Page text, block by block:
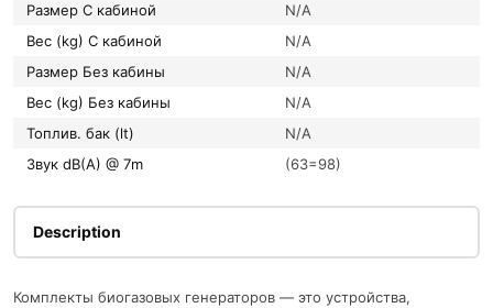
Размер С кабиной
N/A
Вес (kg) С кабиной
N/A
Размер Без кабины
N/A
Вес (kg) Без кабины
N/A
Топлив. бак (lt)
N/A
Звук dB(A) @ 7m
(63=98)
Description
Комплекты биогазовых генераторов — это устройства,